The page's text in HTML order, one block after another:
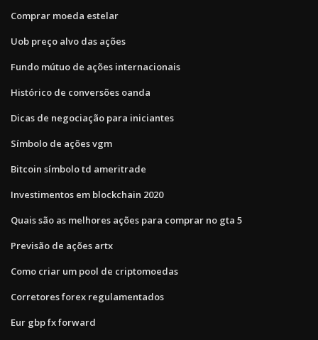
Comprar moeda estelar
Uob preço alvo das ações
Fundo mútuo de ações internacionais
Histórico de conversões oanda
Dicas de negociação para iniciantes
Símbolo de ações vgm
Bitcoin símbolo td ameritrade
Investimentos em blockchain 2020
Quais são as melhores ações para comprar no gta 5
Previsão de ações artx
Como criar um pool de criptomoedas
Corretores forex regulamentados
Eur gbp fx forward